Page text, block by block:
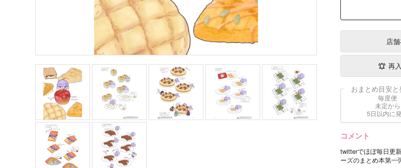
店
再
おまとめ目安
毎度便
未定から
5日以内に
コメント
twitterでほぼ毎日更
ーズのまとめ本第一